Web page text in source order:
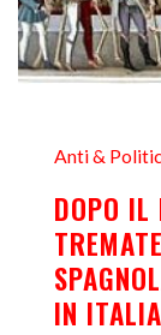
Anti &
DOPO IL
IN